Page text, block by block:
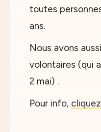
toutes
ans.
Nous avons
volontaires (qui
2 mai) .
Pour info,